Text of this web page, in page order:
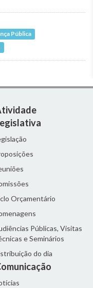
Pública
Orçamentário
Públicas, Visitas
e Seminários
do dia